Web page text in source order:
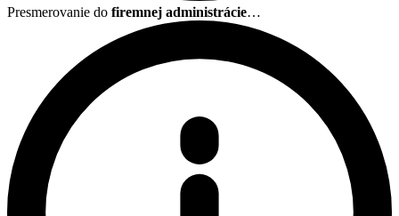
Presmerovanie do firemnej administrácie…